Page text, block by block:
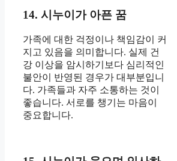
14. 시누이가 아픈 꿈
가족에 대한 걱정이나 책임감이 커
지고 있음을 의미합니다. 실제 건
강 이상을 암시하기보다 심리적인
불안이 반영된 경우가 대부분입니
다. 가족들과 자주 소통하는 것이
좋습니다. 서로를 챙기는 마음이
중요합니다.